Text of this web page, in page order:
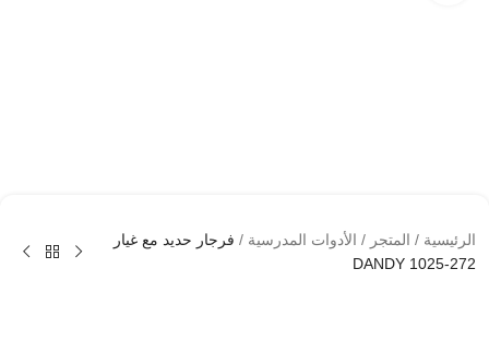
الرئيسية / المتجر / الأدوات المدرسية / فرجار حديد مع غيار
DANDY 1025-272